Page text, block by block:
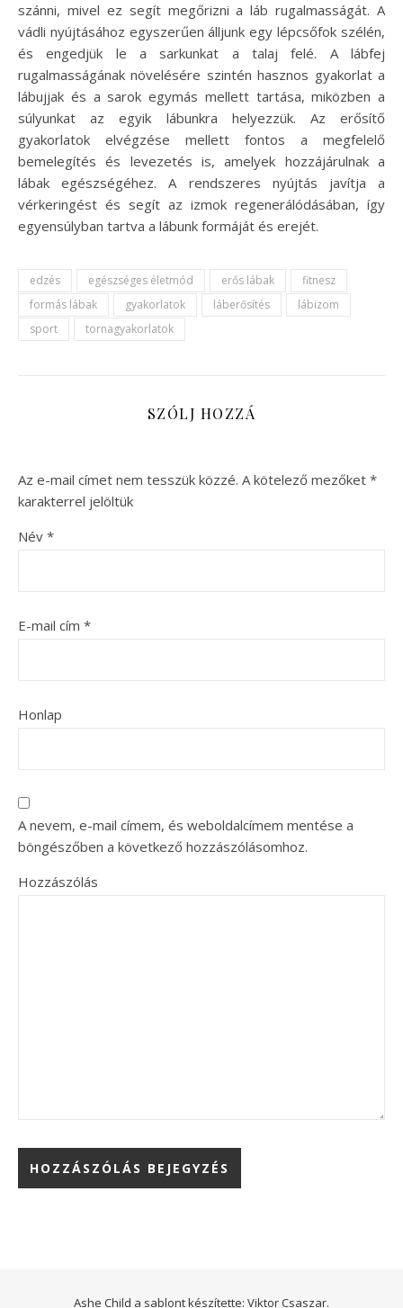
szánni, mivel ez segít megőrizni a láb rugalmasságát. A
vádli nyújtásához egyszerűen álljunk egy lépcsőfok szélén,
és engedjük le a sarkunkat a talaj felé. A lábfej
rugalmasságának növelésére szintén hasznos gyakorlat a
lábujjak és a sarok egymás mellett tartása, miközben a
súlyunkat az egyik lábunkra helyezzük. Az erősítő
gyakorlatok elvégzése mellett fontos a megfelelő
bemelegítés és levezetés is, amelyek hozzájárulnak a
lábak egészségéhez. A rendszeres nyújtás javítja a
vérkeringést és segít az izmok regenerálódásában, így
egyensúlyban tartva a lábunk formáját és erejét.
edzés egészséges életmód erős lábak
fitnesz
formás lábak
gyakorlatok láberősítés
lábizom
sport
tornagyakorlatok
SZÓLJ HOZZÁ
Az e-mail címet nem tesszük közzé. A kötelező mezőket *
karakterrel jelöltük
Név *
E-mail cím *
Honlap
A nevem, e-mail címem, és weboldalcímem mentése a
böngészőben a következő hozzászólásomhoz.
Hozzászólás
Ashe Child a sablont készítette: Viktor Csaszar.